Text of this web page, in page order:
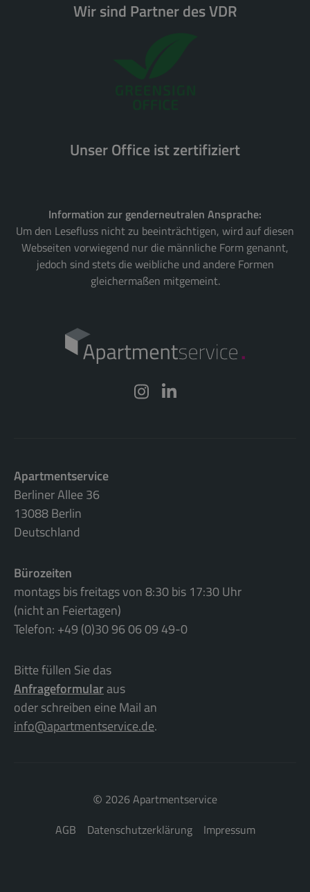
Wir sind Partner des VDR
Unser Office ist zertifiziert
Information zur genderneutralen Ansprache:
Um den Lesefluss nicht zu beeinträchtigen, wird auf diesen
Webseiten vorwiegend nur die männliche Form genannt,
jedoch sind stets die weibliche und andere Formen
gleichermaßen mitgemeint.
Apartmentservice
Berliner Allee 36
13088 Berlin
Deutschland
Bürozeiten
montags bis freitags von 8:30 bis 17:30 Uhr
(nicht an Feiertagen)
Telefon: +49 (0)30 96 06 09 49-0
Bitte füllen Sie das
Anfrageformularaus
oder schreiben eine Mail an
info@apartmentservice.de.
© 2026 Apartmentservice
AGB
Datenschutzerklärung Impressum